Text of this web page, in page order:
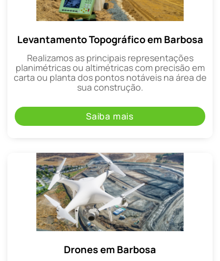
Levantamento Topográfico em Barbosa
Realizamos as principais representações
planimétricas ou altimétricas com precisão em
carta ou planta dos pontos notáveis na área de
sua construção.
Saiba mais
Drones em Barbosa